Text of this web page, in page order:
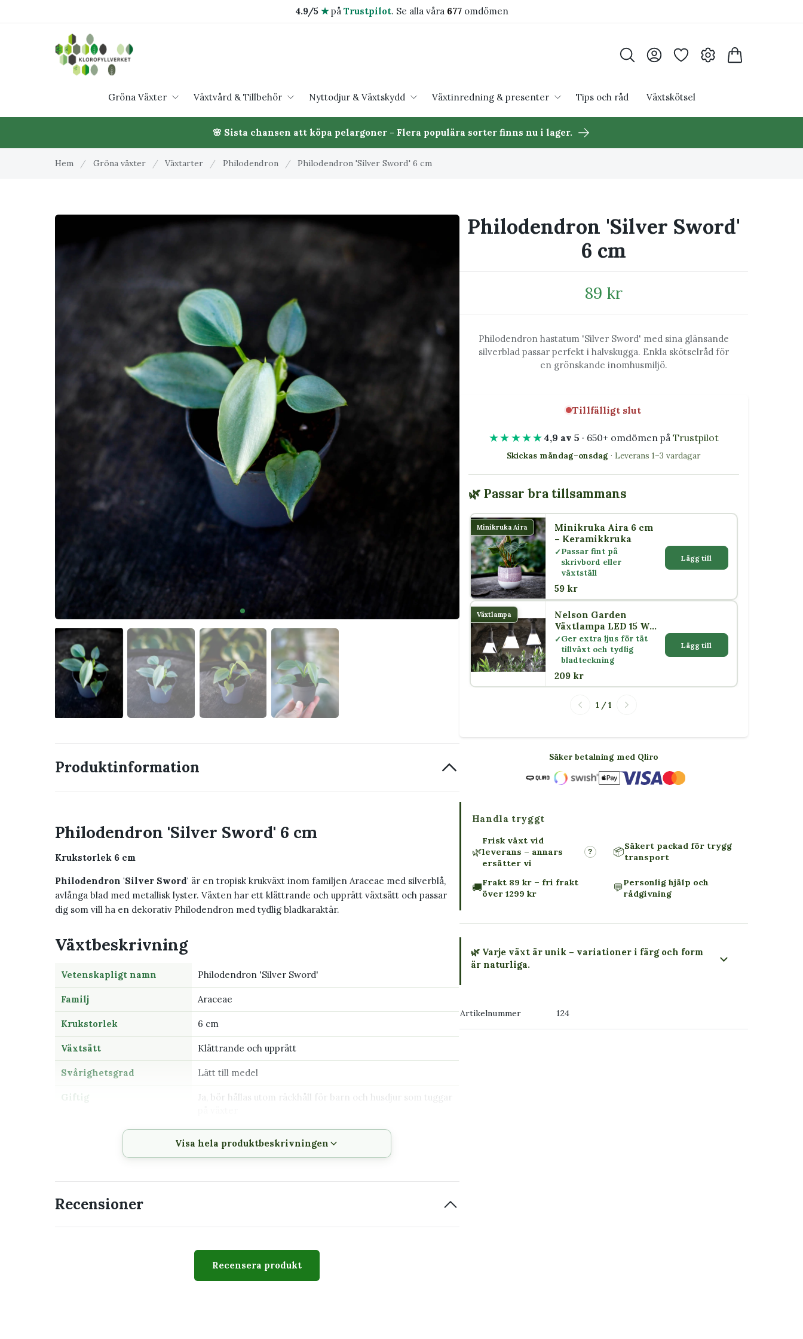
4.9/5 ★på Trustpilot. Se alla våra 677omdömen
Gröna Växter Växtvård & Tillbehör Nyttodjur & Växtskydd Växtinredning & presenter Tips och råd Växtskötsel
🌸 Sista chansen att köpa pelargoner - Flera populära sorter finns nu i lager.
Hem / Gröna växter / Växtarter / Philodendron / Philodendron 'Silver Sword' 6 cm
Produktinformation
Philodendron 'Silver Sword' 6 cm
Krukstorlek 6 cm
Philodendron 'Silver Sword' är en tropisk krukväxt inom familjen Araceae med silverblå,
avlånga blad med metallisk lyster. Växten har ett klättrande och upprätt växtsätt och passar
dig som vill ha en dekorativ Philodendron med tydlig bladkaraktär.
Växtbeskrivning
Vetenskapligt namn Philodendron 'Silver Sword'
Familj Araceae
Krukstorlek 6 cm
Växtsätt Klättrande och upprätt
Svårighetsgrad Lätt till medel
Giftig
Ja, bör hållas utom räckhåll för barn och husdjur som tuggar
Dig som gillar tropiska bladväxter
Visa hela produktbeskrivningen
Recensioner
Recensera produkt
Philodendron 'Silver Sword'
6 cm
89 kr
Philodendron hastatum 'Silver Sword' med sina glänsande
silverblad passar perfekt i halvskugga. Enkla skötselråd för
en grönskande inomhusmiljö.
Tillfälligt slut
★★★★★ 4,9 av 5 · 650+ omdömen på Trustpilot
Skickas måndag–onsdag · Leverans 1–3 vardagar
🌿 Passar bra tillsammans
Minikruka Aira
Minikruka Aira 6 cm
– Keramikkruka
Passar fint på
skrivbord eller
växtställ
59 kr
Lägg till
Växtlampa
Nelson Garden
Växtlampa LED 15 W
med skärm E27
Ger extra ljus för tät
tillväxt och tydlig
bladteckning
209 kr
Lägg till
1 / 1
Säker betalning med Qliro
Handla tryggt
🌿
Frisk växt vid
leverans – annars
ersätter vi
? 📦Säkert packad för trygg
transport
🚚Frakt 89 kr – fri frakt
över 1299 kr
💬Personlig hjälp och
rådgivning
🌿 Varje växt är unik – variationer i färg och form
är naturliga.
→ Kontakta oss
Artikelnummer 124